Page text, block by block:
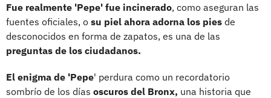
Fue realmente 'Pepe' fue incinerado, como aseguran las
fuentes oficiales, o su piel ahora adorna los pies de
desconocidos en forma de zapatos, es una de las
preguntas de los ciudadanos.
El enigma de 'Pepe' perdura como un recordatorio
sombrío de los días oscuros del Bronx, una historia que